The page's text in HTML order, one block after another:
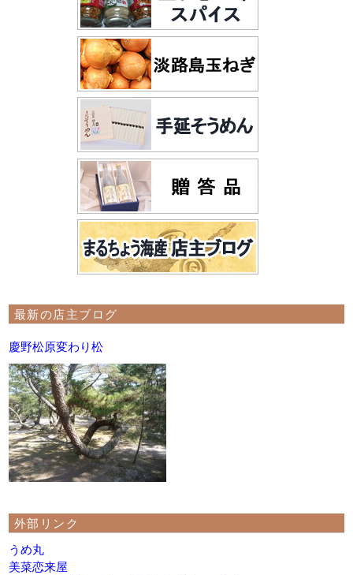
最新の店主ブログ
慶野松原変わり松
外部リンク
うめ丸
美菜恋来屋